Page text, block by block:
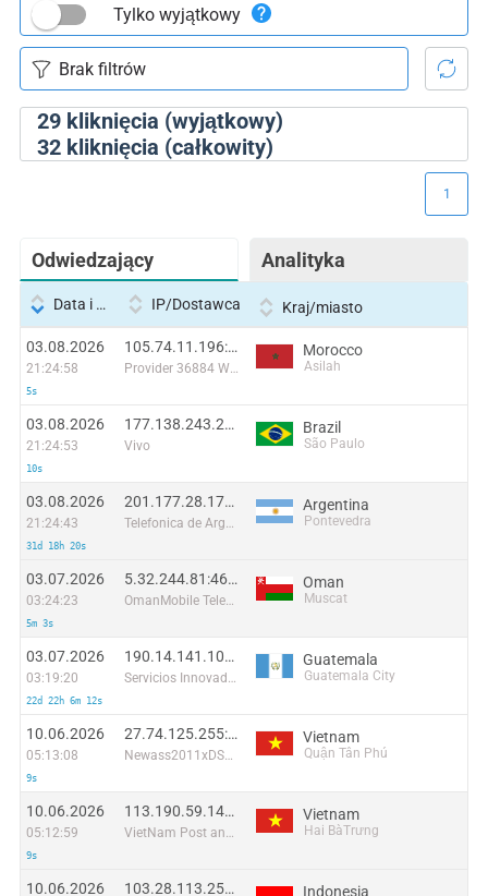
29kliknięcia (wyjątkowy)
32kliknięcia (całkowity)
Tylko wyjątkowy
Odwiedzający Analityka
1
Data i godzina IP/Dostawca Kraj/miasto
03.08.2026
21:24:58
5s
105.74.11.196:7256
Provider 36884 Wana Corporate
Morocco
Asilah
03.08.2026
21:24:53
10s
177.138.243.211:44502
Vivo
Brazil
São Paulo
03.08.2026
21:24:43
31d 18h 20s
201.177.28.174:48269
Telefonica de Argentina
Argentina
Pontevedra
03.07.2026
03:24:23
5m 3s
5.32.244.81:46228
OmanMobile Telecommunication company LLC
Oman
Muscat
03.07.2026
03:19:20
22d 22h 6m 12s
190.14.141.100:10174
Servicios Innovadores de Comunicación y Entretenimiento, S.A.
Guatemala
Guatemala City
10.06.2026
05:13:08
9s
27.74.125.255:35914
Newass2011xDSLHN
Vietnam
Quận Tân Phú
10.06.2026
05:12:59
9s
113.190.59.141:45435
VietNam Post and Telecom Corporation
Vietnam
Hai BàTrưng
10.06.2026 103.28.113.251:52428 Indonesia